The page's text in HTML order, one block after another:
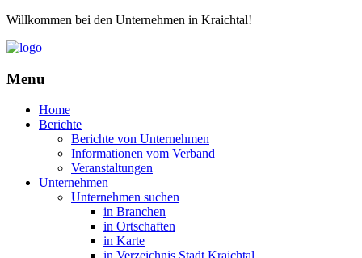
Willkommen bei den Unternehmen in Kraichtal!
Menu
Home
Berichte
Berichte von Unternehmen
Informationen vom Verband
Veranstaltungen
Unternehmen
Unternehmen suchen
in Branchen
in Ortschaften
in Karte